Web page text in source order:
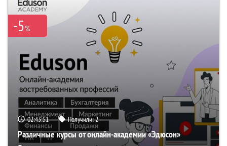
-5%
02:43:50 Получили:2
Различные курсы от онлайн-академии «Эдюсон»